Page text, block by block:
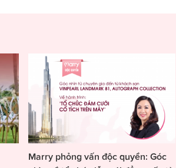
Marry phỏng vấn độc quyền: Góc